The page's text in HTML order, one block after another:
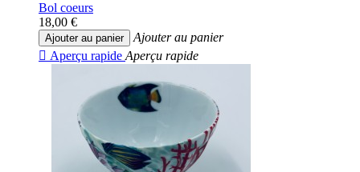
Bol coeurs
18,00 €
Ajouter au panier
Ajouter au panier
 Aperçu rapide Aperçu rapide